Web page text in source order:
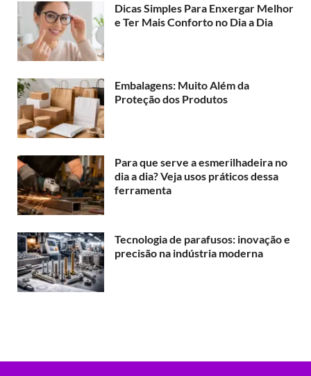
Dicas Simples Para Enxergar Melhor
e Ter Mais Conforto no Dia a Dia
Embalagens: Muito Além da
Proteção dos Produtos
Para que serve a esmerilhadeira no
dia a dia? Veja usos práticos dessa
ferramenta
Tecnologia de parafusos: inovação e
precisão na indústria moderna